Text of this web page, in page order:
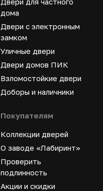
дома
Двери с электронным
замком
Уличные двери
Двери домов ПИК
Взломостойкие двери
Доборы и наличники
Покупателям
Коллекции дверей
О заводе «Лабиринт»
Проверить
подлинность
Акции и скидки